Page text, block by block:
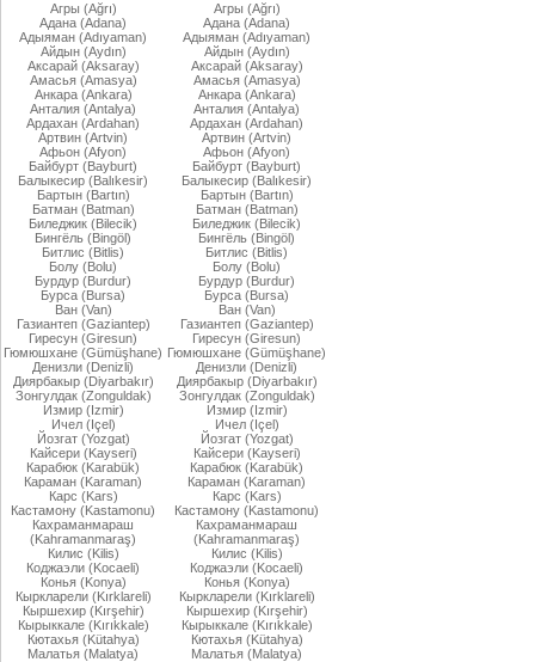
Агры (Ağrı)
Адана (Adana)
Адыяман (Adıyaman)
Айдын (Aydın)
Аксарай (Aksaray)
Амасья (Amasya)
Анкара (Ankara)
Анталия (Antalya)
Ардахан (Ardahan)
Артвин (Artvin)
Афьон (Afyon)
Байбурт (Bayburt)
Балыкесир (Balıkesir)
Бартын (Bartın)
Батман (Batman)
Биледжик (Bilecik)
Бингёль (Bingöl)
Битлис (Bitlis)
Болу (Bolu)
Бурдур (Burdur)
Бурса (Bursa)
Ван (Van)
Газиантеп (Gaziantep)
Гиресун (Giresun)
Гюмюшхане (Gümüşhane)
Денизли (Denizli)
Диярбакыр (Diyarbakır)
Зонгулдак (Zonguldak)
Измир (Izmir)
Ичел (Içel)
Йозгат (Yozgat)
Кайсери (Kayseri)
Карабюк (Karabük)
Караман (Karaman)
Карс (Kars)
Кастамону (Kastamonu)
Кахраманмараш
(Kahramanmaraş)
Килис (Kilis)
Коджаэли (Kocaeli)
Конья (Konya)
Кыркларели (Kırklareli)
Кыршехир (Kırşehir)
Кырыккале (Kırıkkale)
Кютахья (Kütahya)
Малатья (Malatya)
Агры (Ağrı)
Адана (Adana)
Адыяман (Adıyaman)
Айдын (Aydın)
Аксарай (Aksaray)
Амасья (Amasya)
Анкара (Ankara)
Анталия (Antalya)
Ардахан (Ardahan)
Артвин (Artvin)
Афьон (Afyon)
Байбурт (Bayburt)
Балыкесир (Balıkesir)
Бартын (Bartın)
Батман (Batman)
Биледжик (Bilecik)
Бингёль (Bingöl)
Битлис (Bitlis)
Болу (Bolu)
Бурдур (Burdur)
Бурса (Bursa)
Ван (Van)
Газиантеп (Gaziantep)
Гиресун (Giresun)
Гюмюшхане (Gümüşhane)
Денизли (Denizli)
Диярбакыр (Diyarbakır)
Зонгулдак (Zonguldak)
Измир (Izmir)
Ичел (Içel)
Йозгат (Yozgat)
Кайсери (Kayseri)
Карабюк (Karabük)
Караман (Karaman)
Карс (Kars)
Кастамону (Kastamonu)
Кахраманмараш
(Kahramanmaraş)
Килис (Kilis)
Коджаэли (Kocaeli)
Конья (Konya)
Кыркларели (Kırklareli)
Кыршехир (Kırşehir)
Кырыккале (Kırıkkale)
Кютахья (Kütahya)
Малатья (Malatya)